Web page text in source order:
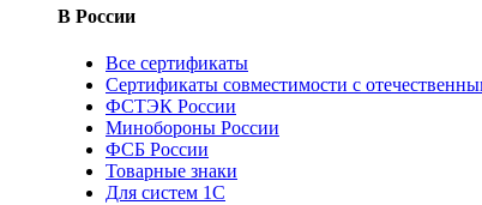
В России
Все сертификаты
Сертификаты совместимости с
ФСТЭК России
Минобороны России
ФСБ России
Товарные знаки
Для систем 1С